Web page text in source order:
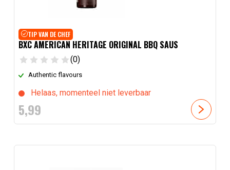
TIP VAN DE CHEF
BXC AMERICAN HERITAGE ORIGINAL BBQ SAUS
(0)
Authentic flavours
Helaas, momenteel niet leverbaar
5,99